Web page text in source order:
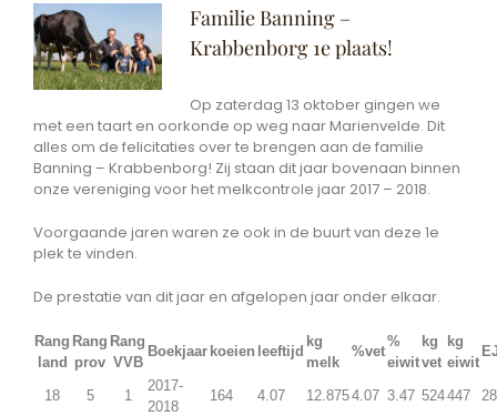
View
Larger
Image
Familie Banning –
Krabbenborg 1e plaats!
Op zaterdag 13 oktober gingen we
met een taart en oorkonde op weg naar Marienvelde. Dit
alles om de felicitaties over te brengen aan de familie
Banning – Krabbenborg! Zij staan dit jaar bovenaan binnen
onze vereniging voor het melkcontrole jaar 2017 – 2018.
Voorgaande jaren waren ze ook in de buurt van deze 1e
plek te vinden.
De prestatie van dit jaar en afgelopen jaar onder elkaar.
Rang
land
Rang
prov
Rang
VVB
Boekjaar koeien leeftijd
kg
melk
%vet
%
eiwit
kg
vet
kg
eiwit
18 5 1
2017-
2018
164 4.07 12.8754.07 3.47 524447